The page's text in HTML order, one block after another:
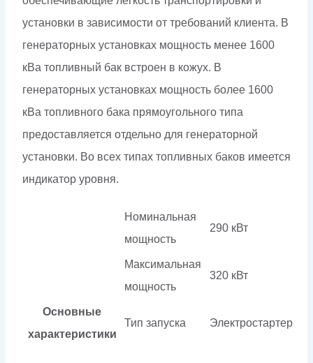
установки в зависимости от требований клиента. В
генераторных установках мощность менее 1600
кВа топливный бак встроен в кожух. В
генераторных установках мощность более 1600
кВа топливного бака прямоугольного типа
предоставляется отдельно для генераторной
установки. Во всех типах топливных баков имеется
индикатор уровня.
Основные
характеристики
Номинальная
мощность
290 кВт
Максимальная
мощность
320 кВт
Тип запуска Электростартер